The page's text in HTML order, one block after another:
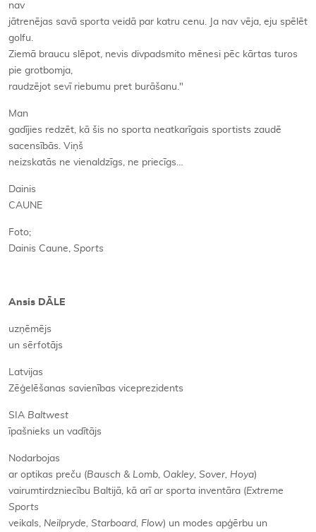
nav
jātrenējas savā sporta veidā par katru cenu. Ja nav vēja, eju spēlēt
golfu.
Ziemā braucu slēpot, nevis divpadsmito mēnesi pēc kārtas turos
pie grotbomja,
raudzējot sevī riebumu pret burāšanu."
Man
gadījies redzēt, kā šis no sporta neatkarīgais sportists zaudē
sacensībās. Viņš
neizskatās ne vienaldzīgs, ne priecīgs…
Dainis
CAUNE
Foto;
Dainis Caune, Sports
Ansis DĀLE
uzņēmējs
un sērfotājs
Latvijas
Zēģelēšanas savienības viceprezidents
SIA Baltwest
īpašnieks un vadītājs
Nodarbojas
ar optikas preču (Bausch & Lomb, Oakley, Sover, Hoya)
vairumtirdzniecību Baltijā, kā arī ar sporta inventāra (Extreme
Sports
veikals, Neilpryde, Starboard, Flow) un modes apģērbu un